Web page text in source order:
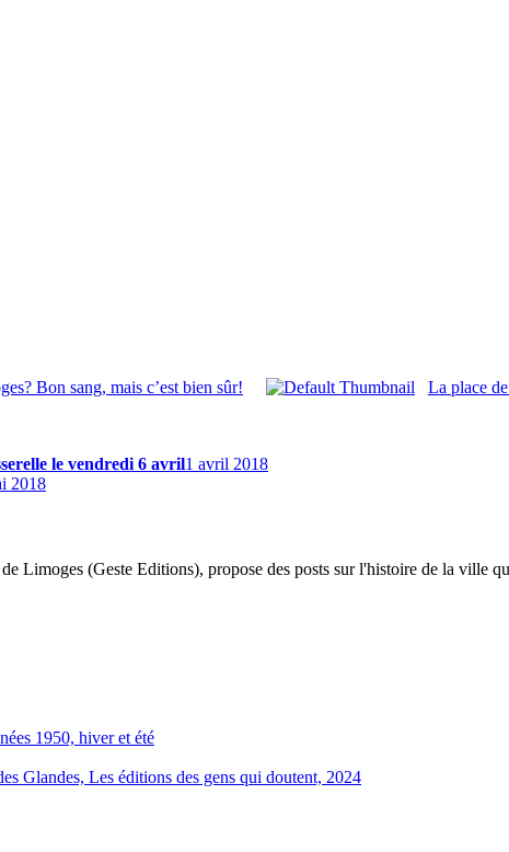
Bon sang, mais c’est bien sûr! La place
le vendredi 6 avril1 avril 2018
2018
Limoges (Geste Editions), propose des posts sur l'histoire de la ville
1950, hiver et été
Glandes, Les éditions des gens qui doutent, 2024